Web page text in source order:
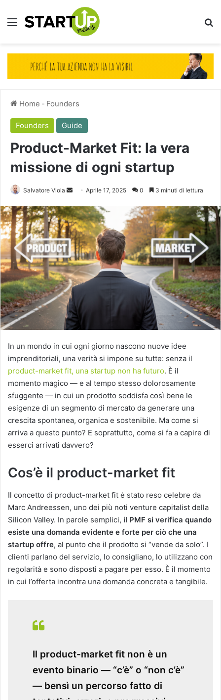
Menu
Home - Founders
Founders Guide
Product-Market Fit: la vera
missione di ogni startup
Salvatore Viola
Invia Aprile 17, 2025 0 3 minuti di lettura
In un mondo in cui ogni giorno nascono nuove idee
imprenditoriali, una verità si impone su tutte: senza il
product-market fit, una startup non ha futuro. È il
momento magico — e al tempo stesso dolorosamente
sfuggente — in cui un prodotto soddisfa così bene le
esigenze di un segmento di mercato da generare una
crescita spontanea, organica e sostenibile. Ma come si
arriva a questo punto? E soprattutto, come si fa a capire di
esserci arrivati davvero?
Cos’è il product-market fit
Il concetto di product-market fit è stato reso celebre da
Marc Andreessen, uno dei più noti venture capitalist della
Silicon Valley. In parole semplici, il PMF si verifica quando
esiste una domanda evidente e forte per ciò che una
startup offre, al punto che il prodotto si “vende da solo”. I
clienti parlano del servizio, lo consigliano, lo utilizzano con
regolarità e sono disposti a pagare per esso. È il momento
in cui l’offerta incontra una domanda concreta e tangibile.
Il product-market fit non è un
evento binario — “c’è” o “non c’è”
— bensì un percorso fatto di